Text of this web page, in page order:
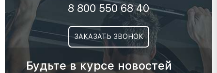
8 800 550 68 40
ЗАКАЗАТЬ ЗВОНОК
Будьте в курсе новостей